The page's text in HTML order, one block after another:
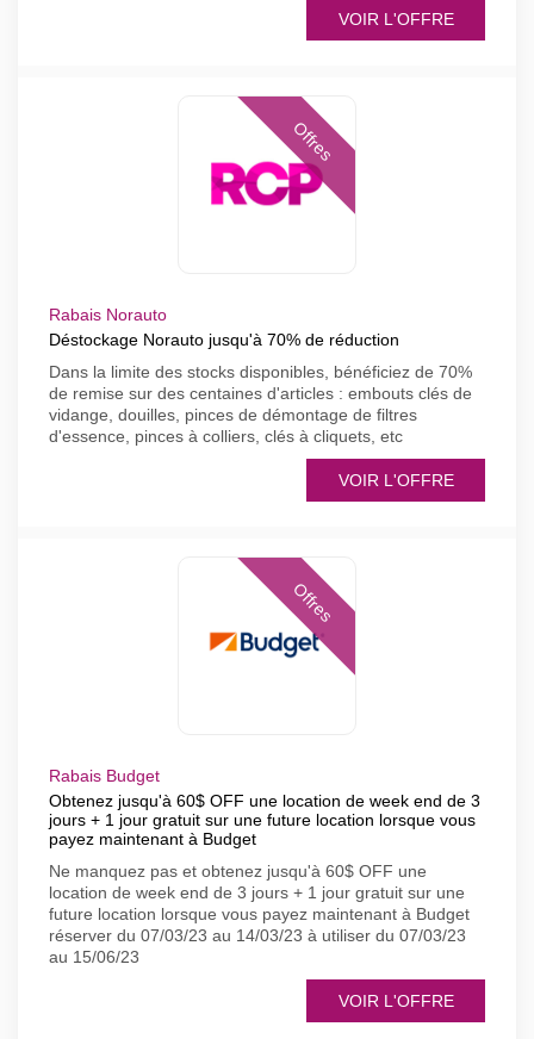
VOIR L'OFFRE
Offres
Rabais Norauto
Déstockage Norauto jusqu'à 70% de réduction
Dans la limite des stocks disponibles, bénéficiez de 70%
de remise sur des centaines d'articles : embouts clés de
vidange, douilles, pinces de démontage de filtres
d'essence, pinces à colliers, clés à cliquets, etc
VOIR L'OFFRE
Offres
Rabais Budget
Obtenez jusqu'à 60$ OFF une location de week end de 3
jours + 1 jour gratuit sur une future location lorsque vous
payez maintenant à Budget
Ne manquez pas et obtenez jusqu'à 60$ OFF une
location de week end de 3 jours + 1 jour gratuit sur une
future location lorsque vous payez maintenant à Budget
réserver du 07/03/23 au 14/03/23 à utiliser du 07/03/23
au 15/06/23
VOIR L'OFFRE